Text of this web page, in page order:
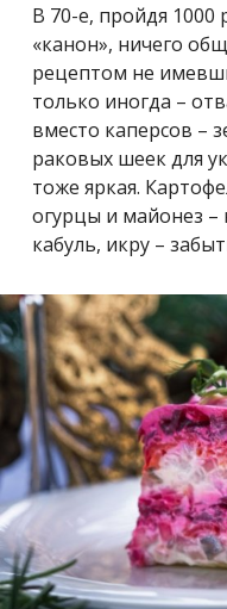
В 70-е, пройдя 1000
«канон», ничего
рецептом не
только иногда –
вместо каперсов –
раковых шеек для
тоже яркая.
огурцы и майонез –
кабуль, икру –